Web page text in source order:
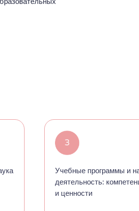
Учебные программы и
деятельность:
и ценности